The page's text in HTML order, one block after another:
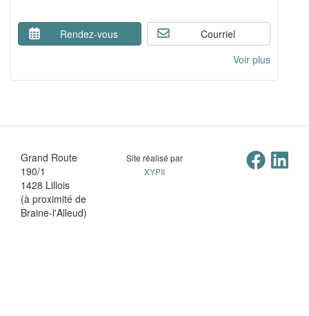
Rendez-vous
Courriel
Voir plus
Grand Route
190/1
1428 Lillois
(à proximité de
Braine-l'Alleud)
Site réalisé par
XYPII